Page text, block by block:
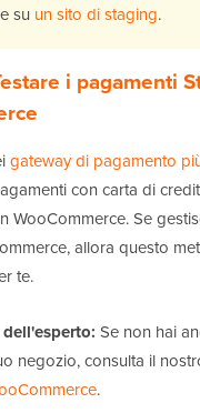
su un sito di staging.
i pagamenti
gateway di pagamento
con carta di
WooCommerce. Se
allora questo
te.
Se non hai
negozio, consulta il
.